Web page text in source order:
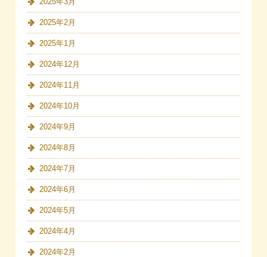
2025年2月
2025年1月
2024年12月
2024年11月
2024年10月
2024年9月
2024年8月
2024年7月
2024年6月
2024年5月
2024年4月
2024年2月